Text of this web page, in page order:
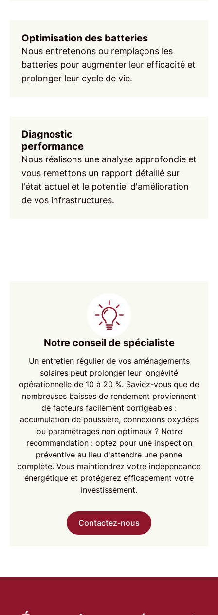
Optimisation des batteries
Nous entretenons ou remplaçons les
batteries pour augmenter leur efficacité et
prolonger leur cycle de vie.
Diagnostic
performance
Nous réalisons une analyse approfondie et
vous remettons un rapport détaillé sur
l'état actuel et le potentiel d'amélioration
de vos infrastructures.
Notre conseil de spécialiste
Un entretien régulierde vos aménagements
solaires peut prolonger leur longévité
opérationnelle de 10 à 20 %. Saviez-vous que de
nombreuses baisses de rendement proviennent
de facteurs facilement corrigeables :
accumulation de poussière, connexions oxydées
ou paramétrages non optimaux ? Notre
recommandation : optez pour une inspection
préventive au lieu d'attendre une panne
complète. Vous maintiendrez votre indépendance
énergétique et protégerez efficacement votre
investissement.
Contactez-nous